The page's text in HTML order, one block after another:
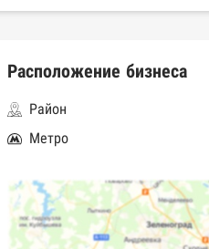
Расположение бизнеса
Район
Метро